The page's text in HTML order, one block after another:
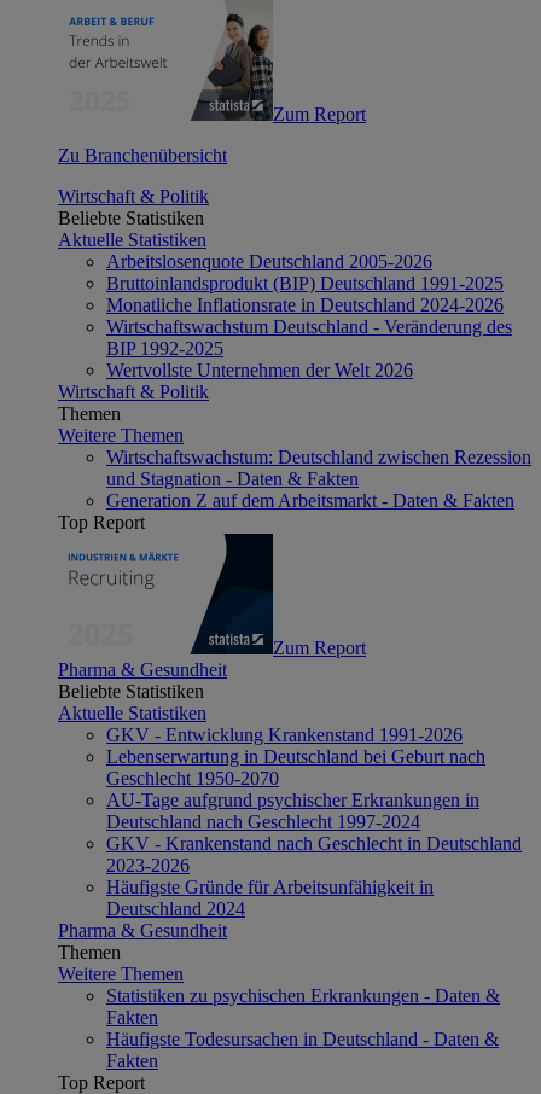
Zum Report
Zu Branchenübersicht
Wirtschaft & Politik
Beliebte Statistiken
Aktuelle Statistiken
Arbeitslosenquote Deutschland 2005-2026
Bruttoinlandsprodukt (BIP) Deutschland 1991-2025
Monatliche Inflationsrate in Deutschland 2024-2026
Wirtschaftswachstum Deutschland - Veränderung des
BIP 1992-2025
Wertvollste Unternehmen der Welt 2026
Wirtschaft & Politik
Themen
Weitere Themen
Wirtschaftswachstum: Deutschland zwischen Rezession
und Stagnation - Daten & Fakten
Generation Z auf dem Arbeitsmarkt - Daten & Fakten
Top Report
Zum Report
Pharma & Gesundheit
Beliebte Statistiken
Aktuelle Statistiken
GKV - Entwicklung Krankenstand 1991-2026
Lebenserwartung in Deutschland bei Geburt nach
Geschlecht 1950-2070
AU-Tage aufgrund psychischer Erkrankungen in
Deutschland nach Geschlecht 1997-2024
GKV - Krankenstand nach Geschlecht in Deutschland
2023-2026
Häufigste Gründe für Arbeitsunfähigkeit in
Deutschland 2024
Pharma & Gesundheit
Themen
Weitere Themen
Statistiken zu psychischen Erkrankungen - Daten &
Fakten
Häufigste Todesursachen in Deutschland - Daten &
Fakten
Top Report